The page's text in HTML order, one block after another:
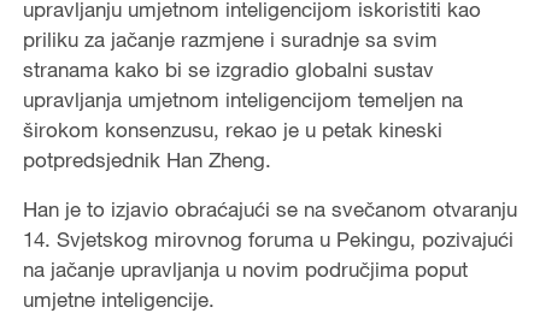
upravljanju umjetnom inteligencijom iskoristiti kao
priliku za jačanje razmjene i suradnje sa svim
stranama kako bi se izgradio globalni sustav
upravljanja umjetnom inteligencijom temeljen na
širokom konsenzusu, rekao je u petak kineski
potpredsjednik Han Zheng.
Han je to izjavio obraćajući se na svečanom otvaranju
14. Svjetskog mirovnog foruma u Pekingu, pozivajući
na jačanje upravljanja u novim područjima poput
umjetne inteligencije.